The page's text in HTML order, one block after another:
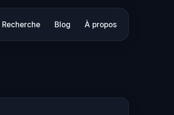
Recherche Blog À propos